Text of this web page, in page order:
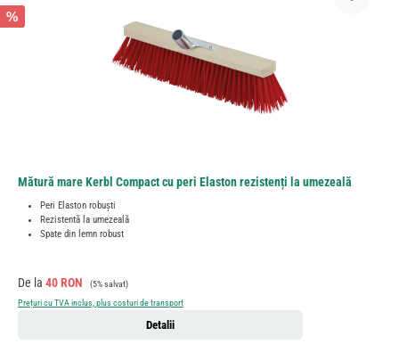
%
Mătură mare Kerbl Compact cu peri Elaston rezistenți la umezeală
Peri Elaston robuști
Rezistentă la umezeală
Spate din lemn robust
Preț de vânzare:
De la 40 RON Preț obișnuit:
(5% salvat)
Prețuri cu TVA inclus, plus costuri de transport
Detalii